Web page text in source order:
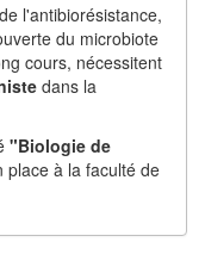
l'antibiorésistance,
du microbiote
cours, nécessitent
dans la
"Biologie de
place à la faculté de